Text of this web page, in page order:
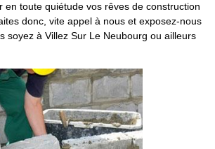
en toute quiétude vos rêves de construction
donc, vite appel à nous et exposez-nous
soyez à Villez Sur Le Neubourg ou ailleurs